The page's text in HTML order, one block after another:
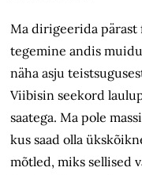
Ma dirigeerida pärast
tegemine andis
näha asju
Viibisin seekord
saatega. Ma pole
kus saad olla
mõtled, miks sellised